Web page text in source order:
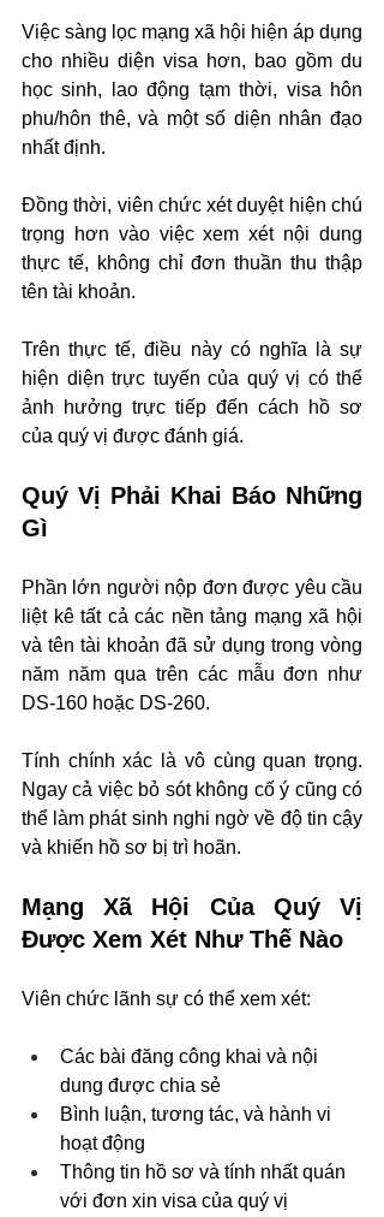
Việc sàng lọc mạng xã hội hiện áp dụng
cho nhiều diện visa hơn, bao gồm du
học sinh, lao động tạm thời, visa hôn
phu/hôn thê, và một số diện nhân đạo
nhất định.
Đồng thời, viên chức xét duyệt hiện chú
trọng hơn vào việc xem xét nội dung
thực tế, không chỉ đơn thuần thu thập
tên tài khoản.
Trên thực tế, điều này có nghĩa là sự
hiện diện trực tuyến của quý vị có thể
ảnh hưởng trực tiếp đến cách hồ sơ
của quý vị được đánh giá.
Quý Vị Phải Khai Báo Những
Gì
Phần lớn người nộp đơn được yêu cầu
liệt kê tất cả các nền tảng mạng xã hội
và tên tài khoản đã sử dụng trong vòng
năm năm qua trên các mẫu đơn như
DS-160 hoặc DS-260.
Tính chính xác là vô cùng quan trọng.
Ngay cả việc bỏ sót không cố ý cũng có
thể làm phát sinh nghi ngờ về độ tin cậy
và khiến hồ sơ bị trì hoãn.
Mạng Xã Hội Của Quý Vị
Được Xem Xét Như Thế Nào
Viên chức lãnh sự có thể xem xét:
Các bài đăng công khai và nội
dung được chia sẻ
Bình luận, tương tác, và hành vi
hoạt động
Thông tin hồ sơ và tính nhất quán
với đơn xin visa của quý vị